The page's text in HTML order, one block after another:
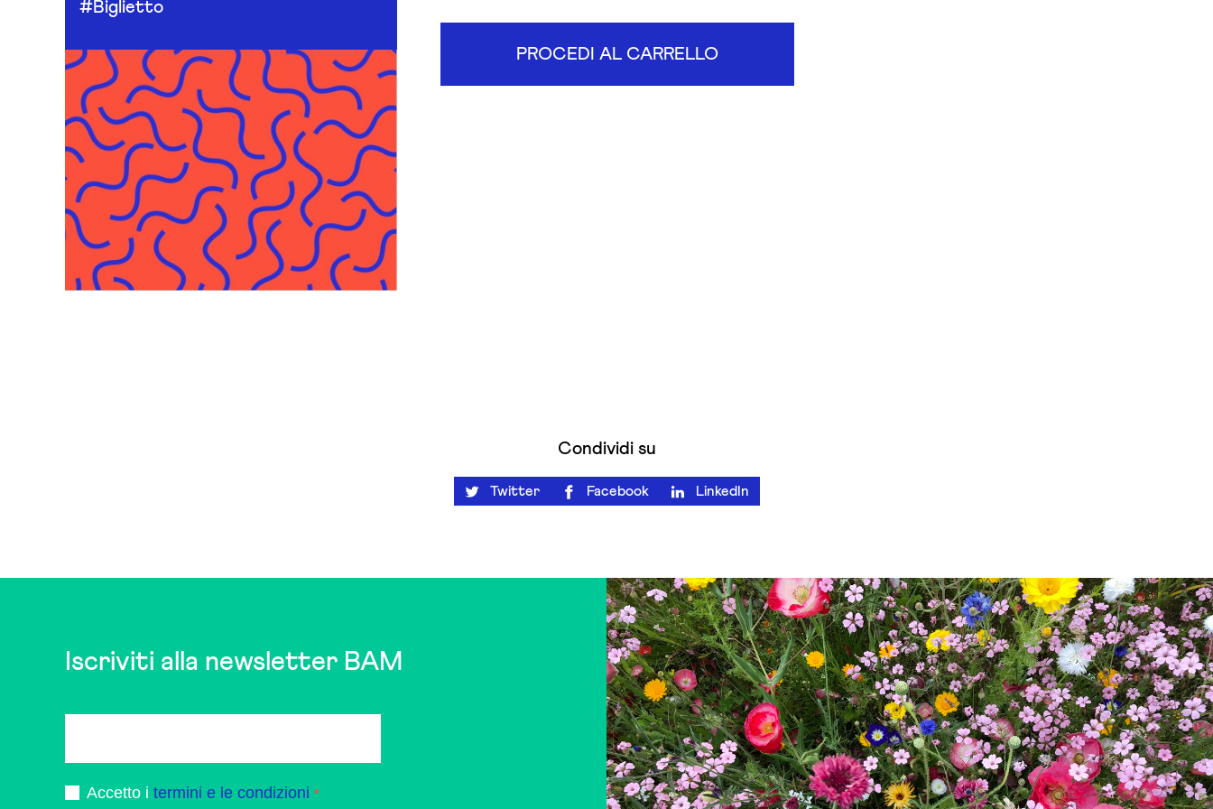
#Biglietto
PROCEDI AL CARRELLO
Condividi su
Twitter Facebook LinkedIn
Iscriviti alla newsletter BAM
Accetto i termini e le condizioni